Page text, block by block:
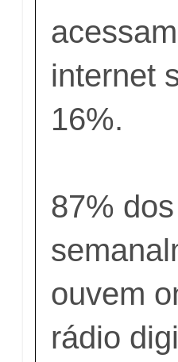
internet
16%.
87%
ouvem
rádio